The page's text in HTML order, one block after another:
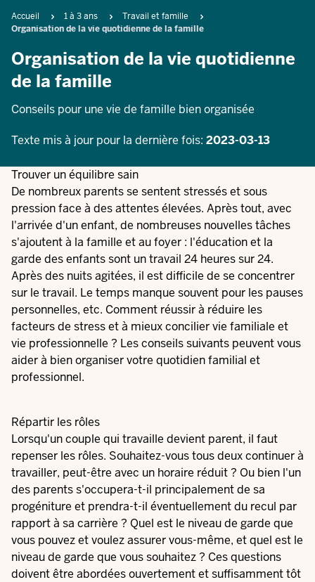
Breadcrumb
Accueil 1 à 3 ans
Travail et famille
Organisation de la vie quotidienne de la famille
Organisation de la vie quotidienne
de la famille
Conseils pour une vie de famille bien organisée
Texte mis à jour pour la dernière fois: 2023-03-13
Trouver un équilibre sain
De nombreux parents se sentent stressés et sous
pression face à des attentes élevées. Après tout, avec
l'arrivée d'un enfant, de nombreuses nouvelles tâches
s'ajoutent à la famille et au foyer : l'éducation et la
garde des enfants sont un travail 24 heures sur 24.
Après des nuits agitées, il est difficile de se concentrer
sur le travail. Le temps manque souvent pour les pauses
personnelles, etc. Comment réussir à réduire les
facteurs de stress et à mieux concilier vie familiale et
vie professionnelle ? Les conseils suivants peuvent vous
aider à bien organiser votre quotidien familial et
professionnel.
Répartir les rôles
Lorsqu'un couple qui travaille devient parent, il faut
repenser les rôles. Souhaitez-vous tous deux continuer à
travailler, peut-être avec un horaire réduit ? Ou bien l'un
des parents s'occupera-t-il principalement de sa
progéniture et prendra-t-il éventuellement du recul par
rapport à sa carrière ? Quel est le niveau de garde que
vous pouvez et voulez assurer vous-même, et quel est le
niveau de garde que vous souhaitez ? Ces questions
doivent être abordées ouvertement et suffisamment tôt